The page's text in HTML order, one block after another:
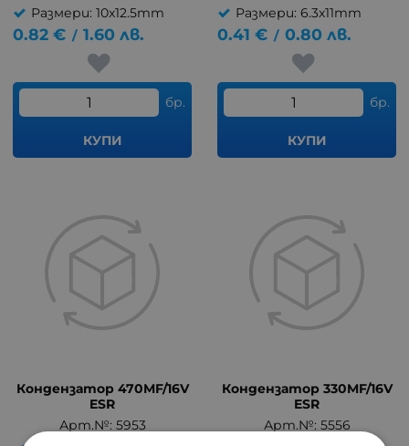
Размери: 10x12.5mm
0.82 € / 1.60 лв.
бр.
КУПИ
Размери: 6.3x11mm
0.41 € / 0.80 лв.
бр.
КУПИ
Кондензатор 470MF/16V
ESR
Арт.№: 5953
Кондензатор 330MF/16V
ESR
Арт.№: 5556